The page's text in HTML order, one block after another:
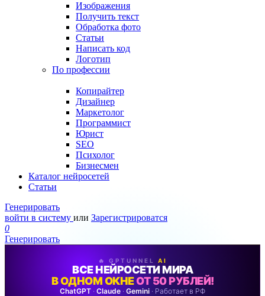
Изображения
Получить текст
Обработка фото
Статьи
Написать код
Логотип
По профессии
Копирайтер
Дизайнер
Маркетолог
Программист
Юрист
SEO
Психолог
Бизнесмен
Каталог нейросетей
Статьи
Генерировать
войти в систему или Зарегистрироватся
0
Генерировать
🔥 GPTUNNEL AI
ВСЕ НЕЙРОСЕТИ МИРА
В ОДНОМ ОКНЕОТ 50 РУБЛЕЙ!
ChatGPT · Claude · Gemini · Работает в РФ